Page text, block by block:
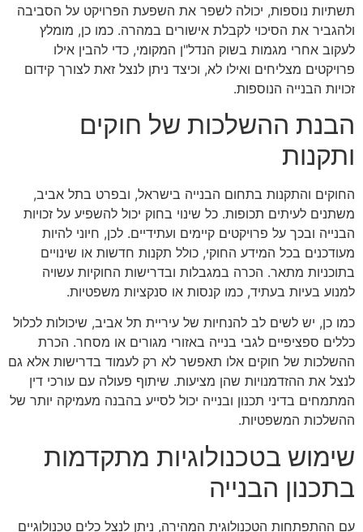
תשתיות נוספות, יכולה לשפר את השפעת הפרויקט על הסביבה
ולהגביר את הסיכוי לקבלת אישורים במהרה. כמו כן, מומלץ
לעקוב אחרי מגמות בשוק הנדל"ן המקומי, כדי להבין אילו
פרויקטים מצליחים ואילו לא, וכיצד ניתן לנצל זאת לצורך קידום
זכויות הבנייה הנוספות.
הבנת ההשלכות של חוקים
ותקנות
החוקים והתקנות בתחום הבנייה בישראל, ובפרט בתל אביב,
משתנים לעיתים תכופות. כל שינוי בחוק יכול להשפיע על זכויות
הבנייה ובכך על פרויקטים קיימים ועתידיים. לכן, חיוני להיות
מעודכנים בכל המידע החוקי, כולל תקנות חדשות או שינויים
בתוכניות מתאר. הכרה במגבלות ובדרישות החוקיות עשויה
למנוע בעיות בעתיד, כמו קנסות או סנקציות משפטיות.
כמו כן, יש לשים לב להנחיות של עיריית תל אביב, שיכולות לכלול
כללים ספציפיים לגבי בנייה באזורי מגורים או מסחר. הכרת
ההשלכות של חוקים אלו תאפשר לא רק לעמוד בדרישות אלא גם
לנצל את ההזדמנויות שהן מציעות. שיתוף פעולה עם עורכי דין
המתמחים בדיני תכנון ובנייה יכול לסייע בהבנה מעמיקה יותר של
ההשלכות המשפטיות.
שימוש בטכנולוגיות מתקדמות
בתכנון הבנייה
עם ההתפתחות הטכנולוגית המהירה, ניתן לנצל כלים טכנולוגיים